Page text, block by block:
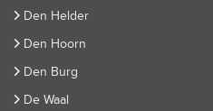
Den Helder
Den Hoorn
Den Burg
De Waal